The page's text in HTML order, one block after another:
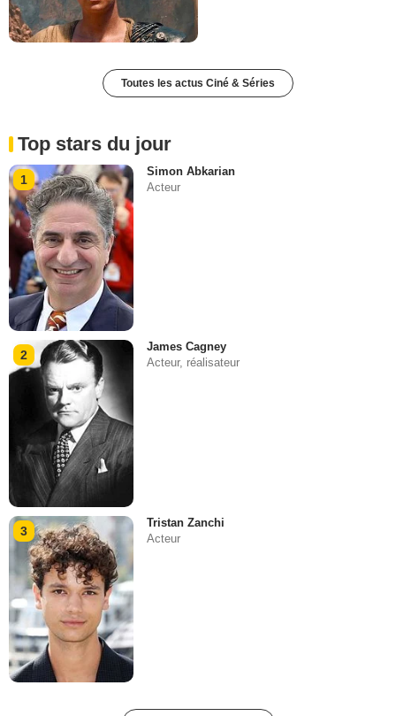
Toutes les actus Ciné & Séries
Top stars du jour
1
Simon Abkarian
Acteur
2
James Cagney
Acteur, réalisateur
3
Tristan Zanchi
Acteur